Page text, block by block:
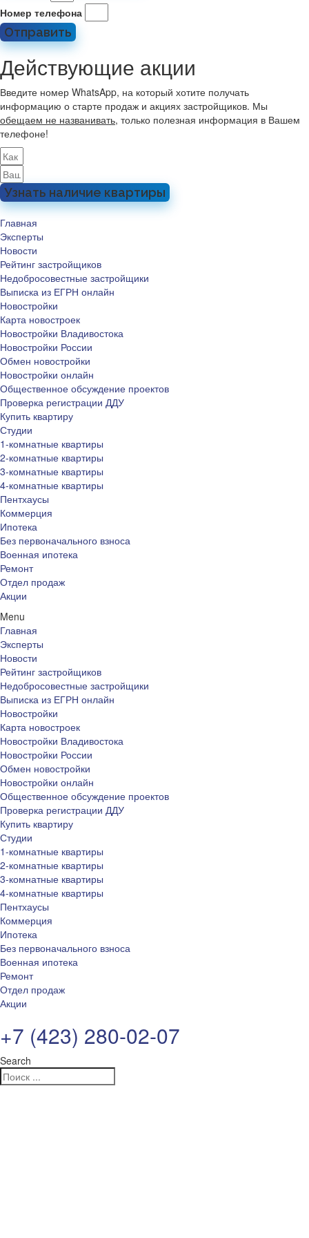
Номер телефона
Отправить
Действующие акции
Введите номер WhatsApp, на который хотите получать
информацию о старте продаж и акциях застройщиков. Мы
обещаем не названивать, только полезная информация в Вашем
телефоне!
Узнать наличие квартиры
Главная
Эксперты
Новости
Рейтинг застройщиков
Недобросовестные застройщики
Выписка из ЕГРН онлайн
Новостройки
Карта новостроек
Новостройки Владивостока
Новостройки России
Обмен новостройки
Новостройки онлайн
Общественное обсуждение проектов
Проверка регистрации ДДУ
Купить квартиру
Студии
1-комнатные квартиры
2-комнатные квартиры
3-комнатные квартиры
4-комнатные квартиры
Пентхаусы
Коммерция
Ипотека
Без первоначального взноса
Военная ипотека
Ремонт
Отдел продаж
Акции
Menu
Главная
Эксперты
Новости
Рейтинг застройщиков
Недобросовестные застройщики
Выписка из ЕГРН онлайн
Новостройки
Карта новостроек
Новостройки Владивостока
Новостройки России
Обмен новостройки
Новостройки онлайн
Общественное обсуждение проектов
Проверка регистрации ДДУ
Купить квартиру
Студии
1-комнатные квартиры
2-комнатные квартиры
3-комнатные квартиры
4-комнатные квартиры
Пентхаусы
Коммерция
Ипотека
Без первоначального взноса
Военная ипотека
Ремонт
Отдел продаж
Акции
+7 (423) 280-02-07
Search